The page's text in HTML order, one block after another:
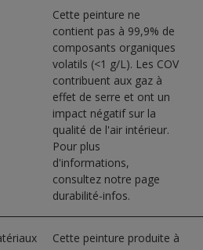
Cette peinture ne
contient pas à 99,9% de
composants organiques
volatils (<1 g/L). Les COV
contribuent aux gaz à
effet de serre et ont un
impact négatif sur la
qualité de l'air intérieur.
Pour plus
d'informations,
consultez notre page
durabilité-infos.
Cette peinture produite à